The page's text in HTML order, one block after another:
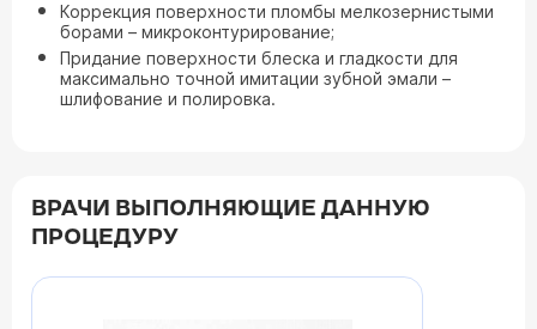
Коррекция поверхности пломбы мелкозернистыми
борами – микроконтурирование;
Придание поверхности блеска и гладкости для
максимально точной имитации зубной эмали –
шлифование и полировка.
ВРАЧИ ВЫПОЛНЯЮЩИЕ ДАННУЮ
ПРОЦЕДУРУ